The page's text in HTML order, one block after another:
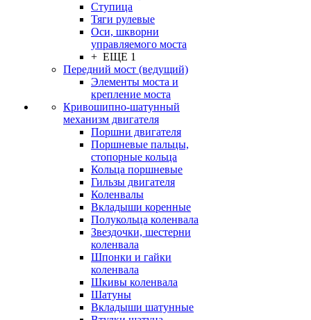
Ступица
Тяги рулевые
Оси, шкворни
управляемого моста
+ ЕЩЕ 1
Передний мост (ведущий)
Элементы моста и
крепление моста
Кривошипно-шатунный
механизм двигателя
Поршни двигателя
Поршневые пальцы,
стопорные кольца
Кольца поршневые
Гильзы двигателя
Коленвалы
Вкладыши коренные
Полукольца коленвала
Звездочки, шестерни
коленвала
Шпонки и гайки
коленвала
Шкивы коленвала
Шатуны
Вкладыши шатунные